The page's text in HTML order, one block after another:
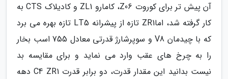
آن پیش تر برای کوروت Z06، کامارو ZL1 و کادیلاک CTS به
کار گرفته شد، اماZR1 تازه از پیشرانه LT5 تازه بهره می برد
که با چیدمان V8 و سوپرشارژ قدرتی معادل 755 اسب بخار
را به چرخ های عقب وارد می نماید و برای مقایسه بد
نیست بدانید این مقدار قدرت، دو برابر قدرت C4 ZR1 دهه